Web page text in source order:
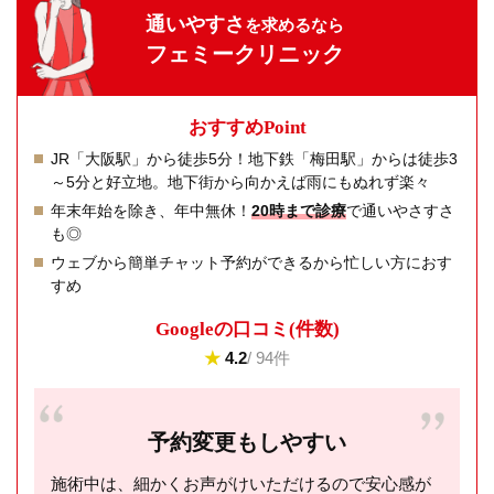
通いやすさ を求めるなら
フェミークリニック
おすすめPoint
JR「大阪駅」から徒歩5分！地下鉄「梅田駅」からは徒歩3
～5分と好立地。地下街から向かえば雨にもぬれず楽々
年末年始を除き、年中無休！ 20時まで診療で通いやさすさ
も◎
ウェブから簡単チャット予約ができるから忙しい方におす
すめ
Googleの⼝コミ(件数)
★ 4.2/ 94件
予約変更もしやすい
施術中は、細かくお声がけいただけるので安心感が